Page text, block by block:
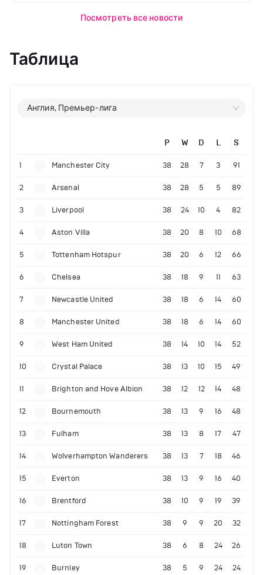
Посмотреть все новости
Таблица
Англия, Премьер-лига
P W D L S
1 Manchester City 38 28 7 3 91
2 Arsenal 38 28 5 5 89
3 Liverpool 38 24 10 4 82
4 Aston Villa 38 20 8 10 68
5 Tottenham Hotspur 38 20 6 12 66
6 Chelsea 38 18 9 11 63
7 Newcastle United 38 18 6 14 60
8 Manchester United 38 18 6 14 60
9 West Ham United 38 14 10 14 52
10 Crystal Palace 38 13 10 15 49
11 Brighton and Hove Albion 38 12 12 14 48
12 Bournemouth 38 13 9 16 48
13 Fulham 38 13 8 17 47
14 Wolverhampton Wanderers 38 13 7 18 46
15 Everton 38 13 9 16 40
16 Brentford 38 10 9 19 39
17 Nottingham Forest 38 9 9 20 32
18 Luton Town 38 6 8 24 26
19 Burnley 38 5 9 24 24